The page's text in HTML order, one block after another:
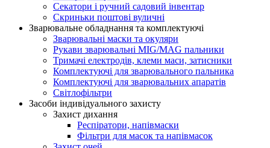
Секатори і ручний садовий інвентар
Скриньки поштові вуличні
Зварювальне обладнання та комплектуючі
Зварювальні маски та окуляри
Рукави зварювальні MIG/MAG пальники
Тримачі електродів, клеми маси, затисники
Комплектуючі для зварювального пальника
Комплектуючі для зварювальних апаратів
Світлофільтри
Засоби індивідуального захисту
Захист дихання
Респіратори, напівмаски
Фільтри для масок та напівмасок